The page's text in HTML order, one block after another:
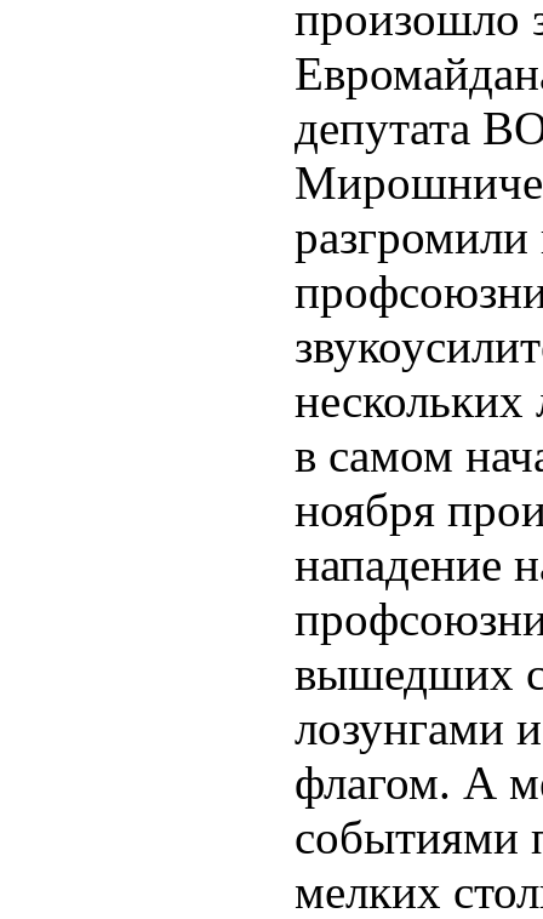
произошло
депутата
разгромили
в самом
ноября
нападение
вышедших
лозунгами
флагом. А
событиями
мелких